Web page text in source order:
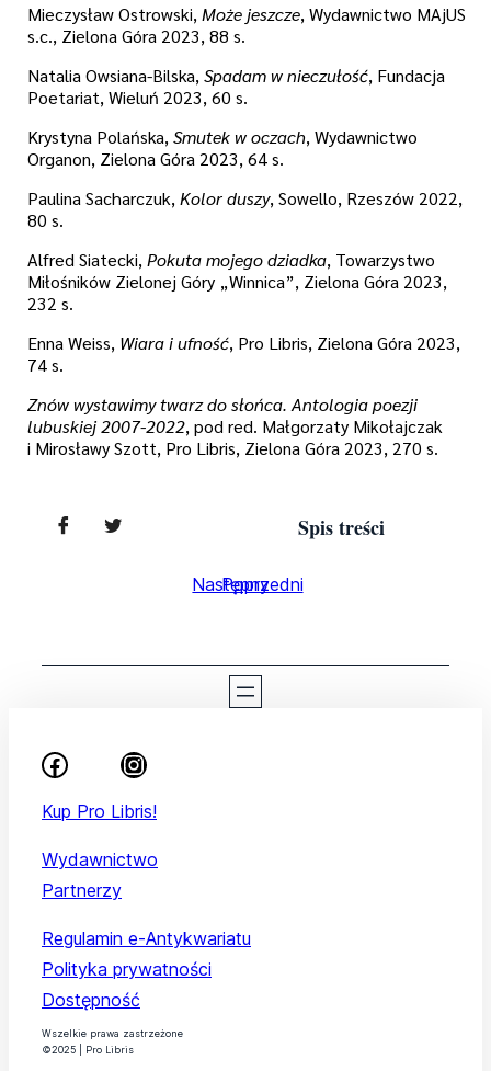
Mieczysław Ostrowski, Może jeszcze, Wydawnictwo MAjUS
s.c., Zielona Góra 2023, 88 s.
Natalia Owsiana-Bilska, Spadam w nieczułość, Fundacja
Poetariat, Wieluń 2023, 60 s.
Krystyna Polańska, Smutek w oczach, Wydawnictwo
Organon, Zielona Góra 2023, 64 s.
Paulina Sacharczuk, Kolor duszy, Sowello, Rzeszów 2022,
80 s.
Alfred Siatecki, Pokuta mojego dziadka, Towarzystwo
Miłośników Zielonej Góry „Winnica”, Zielona Góra 2023,
232 s.
Enna Weiss, Wiara i ufność, Pro Libris, Zielona Góra 2023,
74 s.
Znów wystawimy twarz do słońca. Antologia poezji
lubuskiej 2007-2022, pod red. Małgorzaty Mikołajczak
i Mirosławy Szott, Pro Libris, Zielona Góra 2023, 270 s.
Spis treści
Poprzedni
Następny
Kup Pro Libris!
Wydawnictwo
Partnerzy
Regulamin e-Antykwariatu
Polityka prywatności
Dostępność
Wszelkie prawa zastrzeżone
©2025 | Pro Libris